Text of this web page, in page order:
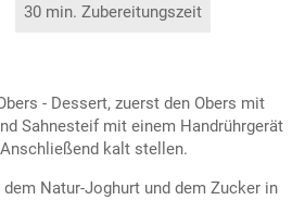
30 min. Zubereitungszeit
- Dessert, zuerst den Obers mit
Sahnesteif mit einem Handrührgerät
kalt stellen.
Natur-Joghurt und dem Zucker in